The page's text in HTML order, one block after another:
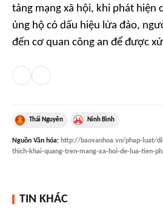
tảng mạng xã hội, khi phát hiện
ủng hộ có dấu hiệu lừa đảo,
đến cơ quan công an để được
Thái Nguyên Ninh Bình
Nguồn Văn hóa: http://baovanhoa.vn/phap-luat/
thich-khai-quang-tren-mang-xa-hoi-de-lua-tien-
TIN KHÁC